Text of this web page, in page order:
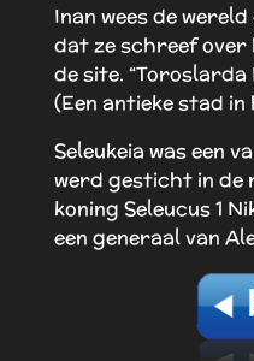
Inan wees de
dat ze schreef over
de site.
(Een antieke stad
Seleukeia was een
werd gesticht in de
koning Seleucus 1
een generaal van